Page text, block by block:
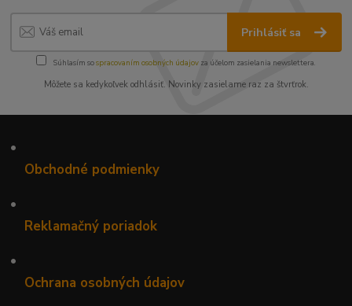
Prihlásiť sa
Súhlasím sospracovaním osobných údajov za účelom zasielania newslettera.
Môžete sa kedykoľvek odhlásiť. Novinky zasielame raz za štvrťrok.
•
Obchodné podmienky
•
Reklamačný poriadok
•
Ochrana osobných údajov